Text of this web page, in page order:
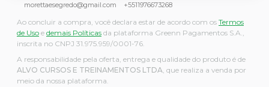
morettaesegredo@gmail.com
+5511976673268
Ao concluir a compra, você declara estar de acordo com os Termos
de Uso e demais Políticas da plataforma Greenn Pagamentos S.A.,
inscrita no CNPJ 31.975.959/0001-76.
A responsabilidade pela oferta, entrega e qualidade do produto é de
ALVO CURSOS E TREINAMENTOS LTDA, que realiza a venda por
meio da nossa plataforma.